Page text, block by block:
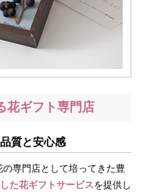
花ギフト専門店
質と安心感
専門店として培ってきた豊
た花ギフトサービスを提供し